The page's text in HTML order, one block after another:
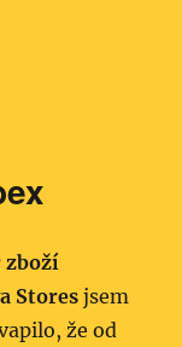
zboží
Storesjsem
že od